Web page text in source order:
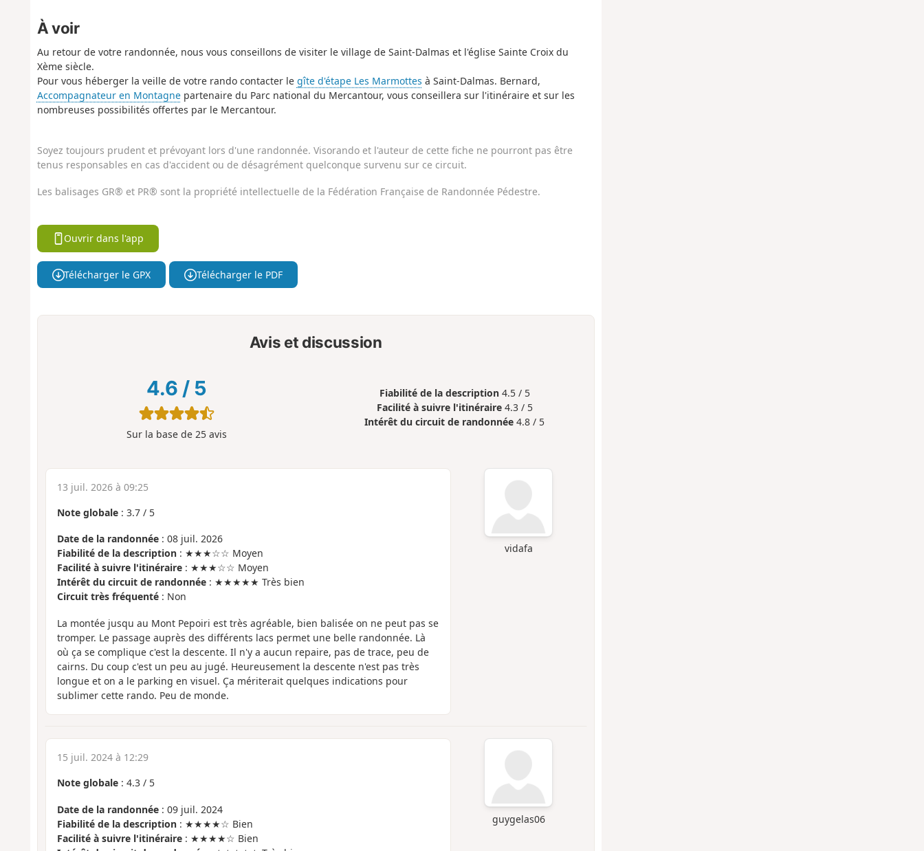
À voir
Au retour de votre randonnée, nous vous conseillons de visiter le village de Saint-Dalmas et l'église Sainte Croix du
Xème siècle.
Pour vous héberger la veille de votre rando contacter le gîte d'étape Les Marmottes à Saint-Dalmas. Bernard,
Accompagnateur en Montagnepartenaire du Parc national du Mercantour, vous conseillera sur l'itinéraire et sur les
nombreuses possibilités offertes par le Mercantour.
Soyez toujours prudent et prévoyant lors d'une randonnée. Visorando et l'auteur de cette fiche ne pourront pas être
tenus responsables en cas d'accident ou de désagrément quelconque survenu sur ce circuit.
Les balisages GR® et PR® sont la propriété intellectuelle de la Fédération Française de Randonnée Pédestre.
Ouvrir dans l'app
Télécharger le GPX Télécharger le PDF
Avis et discussion
4.6 / 5
Sur la base de 25avis
Fiabilité de la description 4.5 / 5
Facilité à suivre l'itinéraire 4.3 / 5
Intérêt du circuit de randonnée 4.8 / 5
vidafa
13 juil. 2026 à 09:25
Note globale: 3.7/ 5
Date de la randonnée: 08 juil. 2026
Fiabilité de la description: ★★★☆☆ Moyen
Facilité à suivre l'itinéraire: ★★★☆☆ Moyen
Intérêt du circuit de randonnée: ★★★★★ Très bien
Circuit très fréquenté: Non
La montée jusqu au Mont Pepoiri est très agréable, bien balisée on ne peut pas se
tromper. Le passage auprès des différents lacs permet une belle randonnée. Là
où ça se complique c'est la descente. Il n'y a aucun repaire, pas de trace, peu de
cairns. Du coup c'est un peu au jugé. Heureusement la descente n'est pas très
longue et on a le parking en visuel. Ça mériterait quelques indications pour
sublimer cette rando. Peu de monde.
guygelas06
15 juil. 2024 à 12:29
Note globale: 4.3/ 5
Date de la randonnée: 09 juil. 2024
Fiabilité de la description: ★★★★☆ Bien
Facilité à suivre l'itinéraire: ★★★★☆ Bien